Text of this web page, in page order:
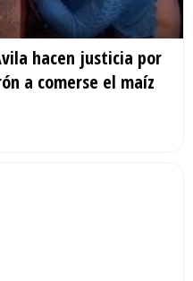
hacen justicia por
a comerse el maíz